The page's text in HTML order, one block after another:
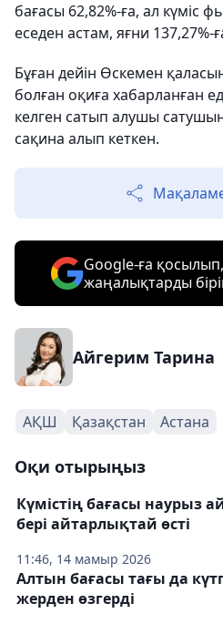
бағасы 62,82%-ға, ал күміс
еседен астам, яғни 137,27%-
Бұған дейін Өскемен
болған оқиға хабарланған
келген сатып алушы
сақина алып кеткен.
Google-ға қосылып,
жаңалықтарды
Айгерим Тарина
АҚШ Қазақстан Астана
Оқи отырыңыз
11:46, 14 мамыр 2026
Күмістің бағасы наурыз
бері айтарлықтай өсті
Алтын бағасы тағы да
жерден өзгерді